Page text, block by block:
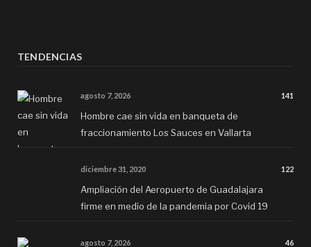
TENDENCIAS
agosto 7, 2026 141
Hombre cae sin vida en banqueta de
fraccionamiento Los Sauces en Vallarta
diciembre 31, 2020 122
Ampliación del Aeropuerto de Guadalajara
firme en medio de la pandemia por Covid 19
agosto 7, 2026 46